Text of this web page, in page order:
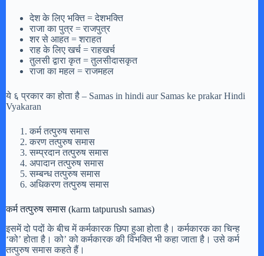
देश के लिए भक्ति = देशभक्ति
राजा का पुत्र = राजपुत्र
शर से आहत = शराहत
राह के लिए खर्च = राहखर्च
तुलसी द्वारा कृत = तुलसीदासकृत
राजा का महल = राजमहल
ये ६ प्रकार का होता है – Samas in hindi aur Samas ke prakar Hindi
Vyakaran
कर्म तत्पुरुष समास
करण तत्पुरुष समास
सम्प्रदान तत्पुरुष समास
अपादान तत्पुरुष समास
सम्बन्ध तत्पुरुष समास
अधिकरण तत्पुरुष समास
कर्म तत्पुरुष समास (karm tatpurush samas)
इसमें दो पदों के बीच में कर्मकारक छिपा हुआ होता है। कर्मकारक का चिन्ह
‘को’ होता है। को’ को कर्मकारक की विभक्ति भी कहा जाता है। उसे कर्म
तत्पुरुष समास कहते हैं।